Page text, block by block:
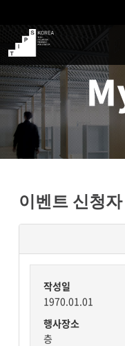
TIPS
이벤트 신청자
작성일
1970.01.01
행사장소
층